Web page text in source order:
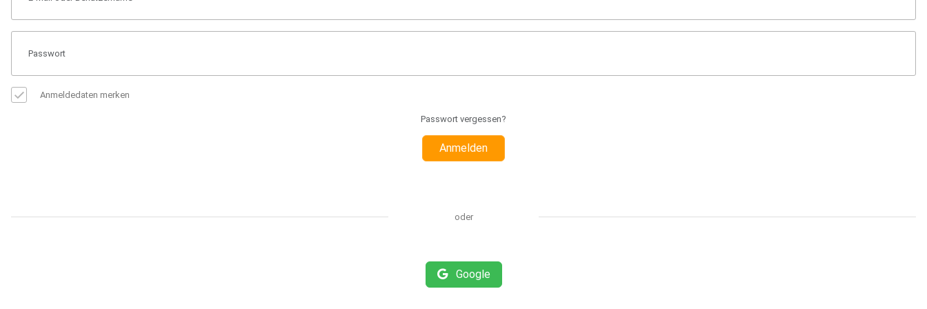
Anmeldedaten merken
Passwort vergessen?
Anmelden
oder
Google